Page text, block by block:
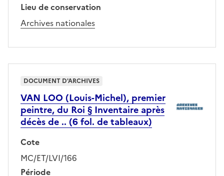
Lieu de conservation
Archives nationales
VAN LOO (Louis-Michel), premier
peintre, du Roi § Inventaire après
décès de .. (6 fol. de tableaux)
Cote
MC/ET/LVI/166
Période
DOCUMENT D'ARCHIVES